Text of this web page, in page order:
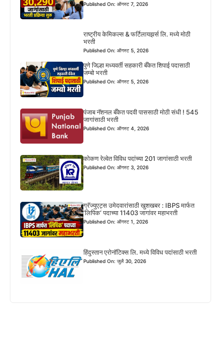
Published On: ऑगस्ट 7, 2026
राष्ट्रीय केमिकल्स & फर्टिलायझर्स लि. मध्ये मोठी
भरती
Published On: ऑगस्ट 5, 2026
पुणे जिल्हा मध्यवर्ती सहकारी बँकेत शिपाई पदासाठी
जम्बो भरती
Published On: ऑगस्ट 5, 2026
पंजाब नॅशनल बँकेत पदवी पाससाठी मोठी संधी ! 545
जागांसाठी भरती
Published On: ऑगस्ट 4, 2026
कोकण रेल्वेत विविध पदांच्या 201 जागांसाठी भरती
Published On: ऑगस्ट 3, 2026
ग्रॅज्युएट्स उमेदवारांसाठी खुशखबर : IBPS मार्फत
‘लिपिक’ पदाच्या 11403 जागांवर महाभरती
Published On: ऑगस्ट 1, 2026
हिंदुस्तान एरोनॉटिक्स लि. मध्ये विविध पदांसाठी भरती
Published On: जुलै 30, 2026